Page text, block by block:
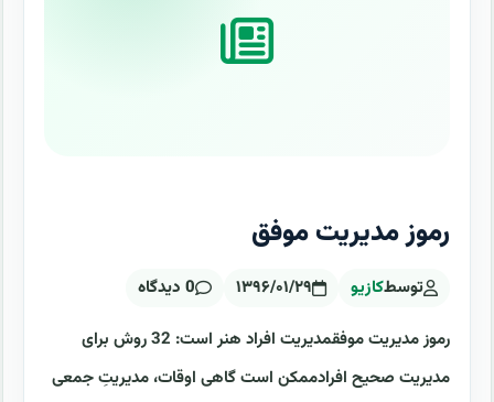
رموز مدیریت موفق
توسطکازیو ۱۳۹۶/۰۱/۲۹ 0 دیدگاه
رموز مدیریت موفقمدیریت افراد هنر است: 32 روش برای
مدیریت صحیح افرادممکن است گاهی اوقات، مدیریتِ جمعی